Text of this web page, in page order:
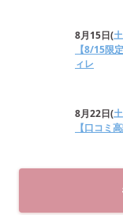
8月15日(土
【8/15限
ィレ
8月22日(土
【口コミ